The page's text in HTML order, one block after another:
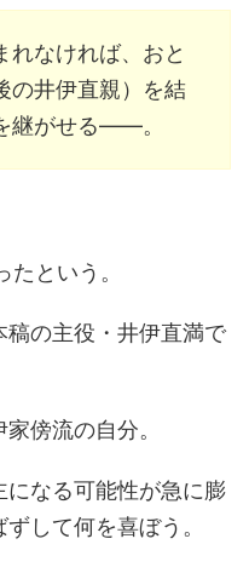
れなければ、おと
の井伊直親）を結
継がせる――。
という。
稿の主役・井伊直満で
傍流の自分。
になる可能性が急に膨
して何を喜ぼう。